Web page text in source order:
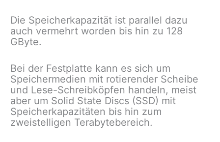
Die Speicherkapazität ist parallel dazu
auch vermehrt worden bis hin zu 128
GByte.
Bei der Festplatte kann es sich um
Speichermedien mit rotierender Scheibe
und Lese-Schreibköpfen handeln, meist
aber um Solid State Discs (SSD) mit
Speicherkapazitäten bis hin zum
zweistelligen Terabytebereich.